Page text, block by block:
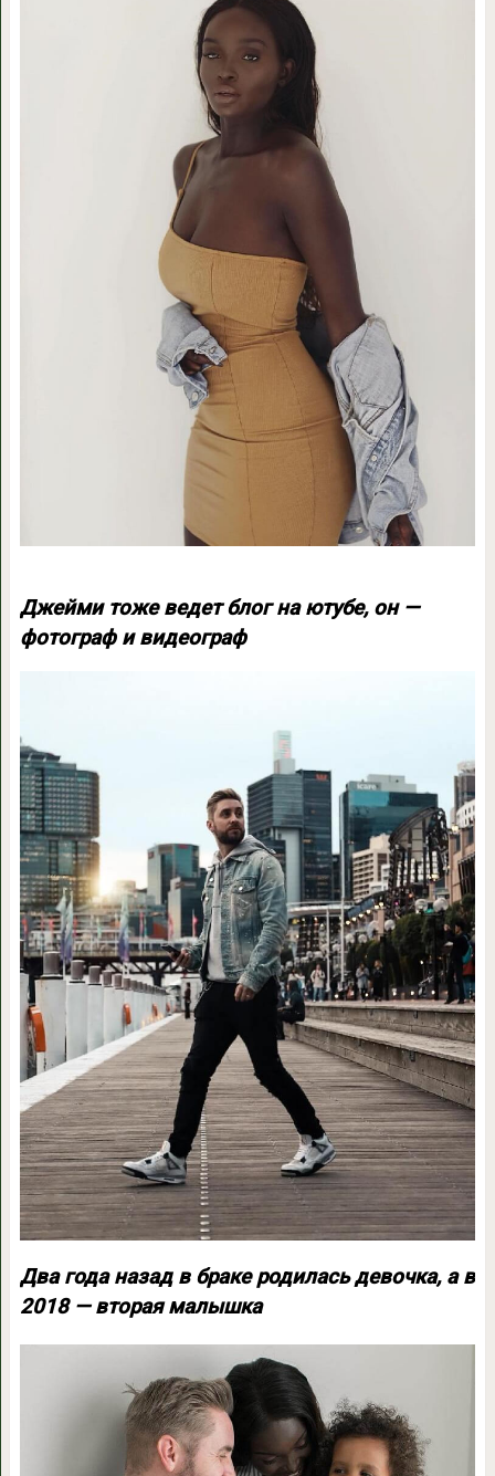
Джейми тоже ведет блог на ютубе, он —
фотограф и видеограф
Два года назад в браке родилась девочка, а в
2018 — вторая малышка